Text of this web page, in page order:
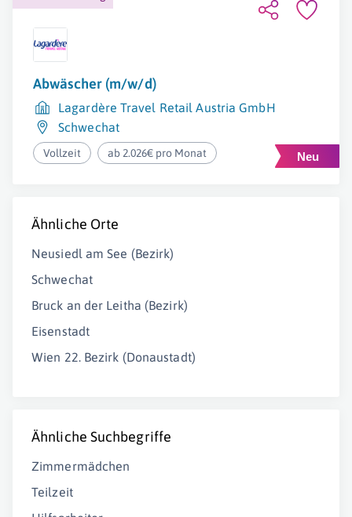
Abwäscher (m/w/d)
Lagardère Travel Retail Austria GmbH
Schwechat
Vollzeit ab 2.026€ pro Monat
Ähnliche Orte
Neusiedl am See (Bezirk)
Schwechat
Bruck an der Leitha (Bezirk)
Eisenstadt
Wien 22. Bezirk (Donaustadt)
Ähnliche Suchbegriffe
Zimmermädchen
Teilzeit